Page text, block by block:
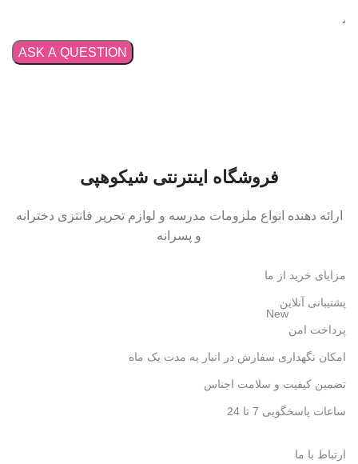
فروشگاه اینترنتی شیکوهپی
ارائه دهنده انواع ملزومات مدرسه و لوازم تحریر فانتزی دخترانه
و پسرانه
مزایای خرید از ما
پشتیبانی آنلاین
پرداخت امن
New
امکان نگهداری سفارش در انبار به مدت یک ماه
تضمین کیفیت و سلامت اجناس
ساعات پاسخگویی 7 تا 24
ارتباط با ما